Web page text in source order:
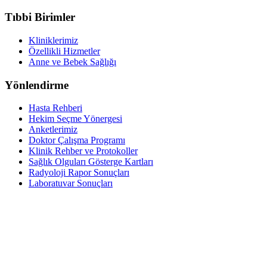
Tıbbi Birimler
Kliniklerimiz
Özellikli Hizmetler
Anne ve Bebek Sağlığı
Yönlendirme
Hasta Rehberi
Hekim Seçme Yönergesi
Anketlerimiz
Doktor Çalışma Programı
Klinik Rehber ve Protokoller
Sağlık Olguları Gösterge Kartları
Radyoloji Rapor Sonuçları
Laboratuvar Sonuçları